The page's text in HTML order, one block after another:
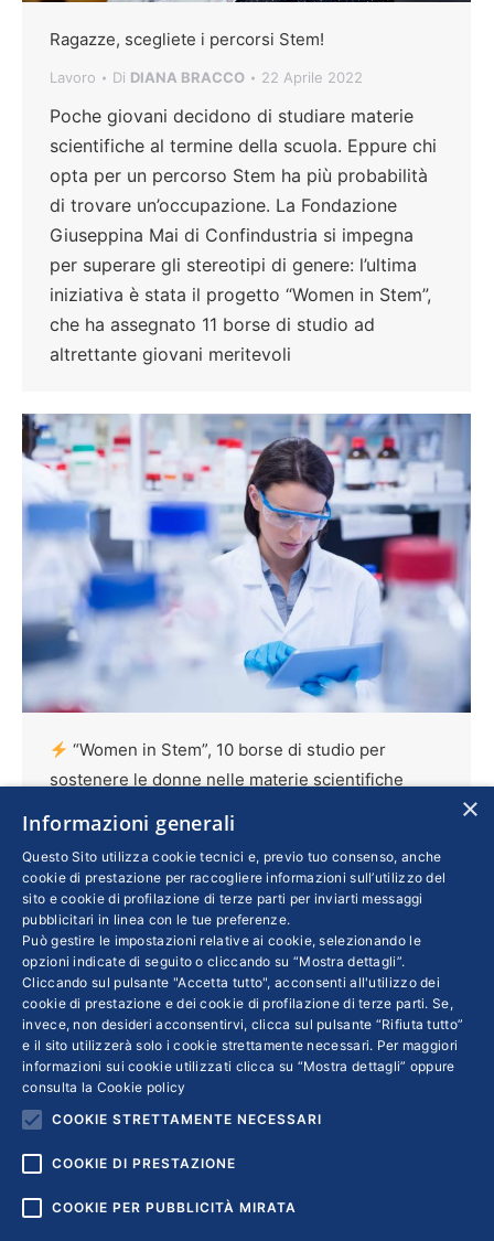
Ragazze, scegliete i percorsi Stem!
Lavoro Di DIANA BRACCO 22 Aprile 2022
Poche giovani decidono di studiare materie
scientifiche al termine della scuola. Eppure chi
opta per un percorso Stem ha più probabilità
di trovare un’occupazione. La Fondazione
Giuseppina Mai di Confindustria si impegna
per superare gli stereotipi di genere: l’ultima
iniziativa è stata il progetto “Women in Stem”,
che ha assegnato 11 borse di studio ad
altrettante giovani meritevoli
“Women in Stem”, 10 borse di studio per
sostenere le donne nelle materie scientifiche
Lavoro DiSERENA TEHINI
Promosso dalla Fondazione Giuseppina Mai di
Confindustria, in collaborazione con la
Fondazione Bracco e il supporto del governo
del Québec, il progetto è rivolto alle
studentesse che frequentano il primo anno di
un corso magistrale in discipline scientifiche.
Per candidarsi c’è tempo fino al 7 gennaio
1
×
Informazioni generali
Questo Sito utilizza cookie tecnici e, previo tuo consenso, anche
cookie di prestazione per raccogliere informazioni sull’utilizzo del
sito e cookie di profilazione di terze parti per inviarti messaggi
pubblicitari in linea con le tue preferenze.
Può gestire le impostazioni relative ai cookie, selezionando le
opzioni indicate di seguito o cliccando su “Mostra dettagli”.
Cliccando sul pulsante "Accetta tutto", acconsenti all'utilizzo dei
cookie di prestazione e dei cookie di profilazione di terze parti. Se,
invece, non desideri acconsentirvi, clicca sul pulsante “Rifiuta tutto”
e il sito utilizzerà solo i cookie strettamente necessari. Per maggiori
informazioni sui cookie utilizzati clicca su “Mostra dettagli” oppure
consulta la Cookie policy
COOKIE STRETTAMENTE NECESSARI
COOKIE DI PRESTAZIONE
COOKIE PER PUBBLICITÀ MIRATA